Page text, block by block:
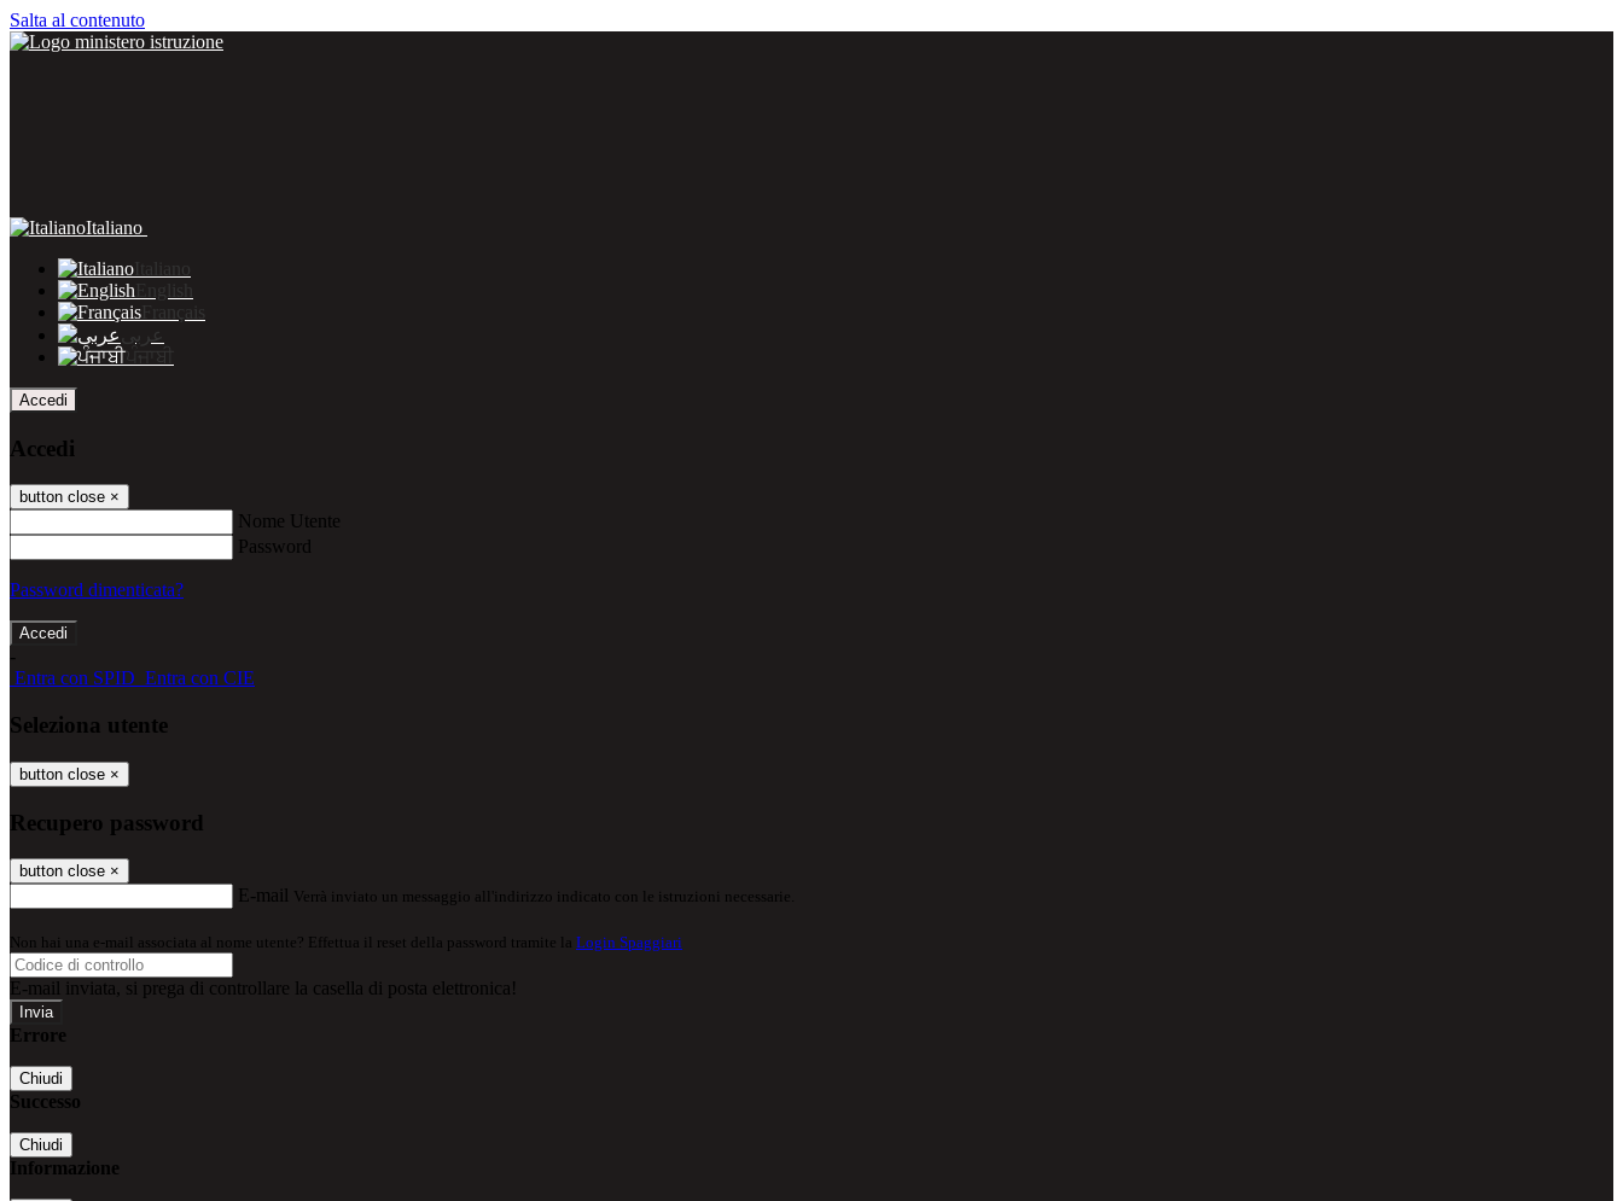
Salta al contenuto
Italiano
Italiano
English
Français
عربى
ਪੰਜਾਬੀ
Accedi
Accedi
button close ×
Nome Utente
Password
Password dimenticata?
-
Entra con SPID Entra con CIE
Seleziona utente
button close ×
Recupero password
button close ×
E-mail Verrà inviato un messaggio all'indirizzo indicato con le istruzioni necessarie.
Non hai una e-mail associata al nome utente? Effettua il reset della password tramite la Login Spaggiari
E-mail inviata, si prega di controllare la casella di posta elettronica!
Errore
Chiudi
Successo
Chiudi
Informazione